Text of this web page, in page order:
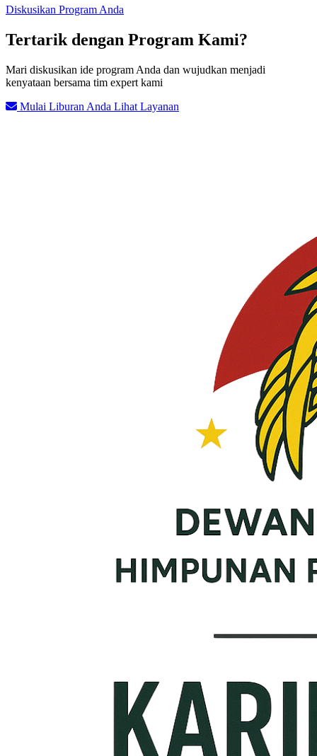
Diskusikan Program Anda
Tertarik dengan Program Kami?
Mari diskusikan ide program Anda dan wujudkan menjadi
kenyataan bersama tim expert kami
Mulai Liburan Anda Lihat Layanan